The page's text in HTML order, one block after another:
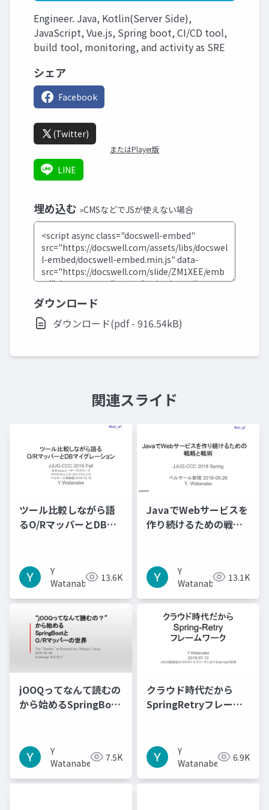
Engineer. Java, Kotlin(Server Side),
JavaScript, Vue.js, Spring boot, CI/CD tool,
build tool, monitoring, and activity as SRE
シェア
Facebook
(Twitter)
またはPlayer版
LINE
埋め込む »CMSなどでJSが使えない場合
ダウンロード
ダウンロード(pdf - 916.54kB)
関連スライド
ツール比較しながら語
るO/RマッパーとDBマ
Y
Watanabe
13.6K
JavaでWebサービスを
作り続けるための戦略
Y
Watanabe
13.1K
jOOQってなんて読むの
から始めるSpringBoot
Y
Watanabe
7.5K
クラウド時代だから
SpringRetryフレーム
Y
Watanabe
6.9K